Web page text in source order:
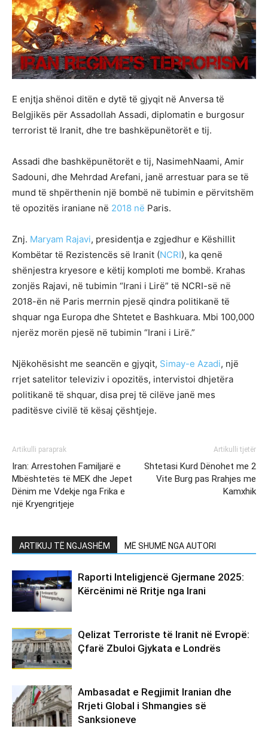
E enjtja shënoi ditën e dytë të gjyqit në Anversa të
Belgjikës për Assadollah Assadi, diplomatin e burgosur
terrorist të Iranit, dhe tre bashkëpunëtorët e tij.
Assadi dhe bashkëpunëtorët e tij, NasimehNaami, Amir
Sadouni, dhe Mehrdad Arefani, janë arrestuar para se të
mund të shpërthenin një bombë në tubimin e përvitshëm
të opozitës iraniane në 2018 në Paris.
Znj. Maryam Rajavi, presidentja e zgjedhur e Këshillit
Kombëtar të Rezistencës së Iranit (NCRI), ka qenë
shënjestra kryesore e këtij komploti me bombë. Krahas
zonjës Rajavi, në tubimin “Irani i Lirë” të NCRI-së në
2018-ën në Paris merrnin pjesë qindra politikanë të
shquar nga Europa dhe Shtetet e Bashkuara. Mbi 100,000
njerëz morën pjesë në tubimin “Irani i Lirë.”
Njëkohësisht me seancën e gjyqit, Simay-e Azadi, një
rrjet satelitor televiziv i opozitës, intervistoi dhjetëra
politikanë të shquar, disa prej të cilëve janë mes
paditësve civilë të kësaj çështjeje.
Artikulli paraprak
Iran: Arrestohen Familjarë e
Mbështetës të MEK dhe Jepet
Dënim me Vdekje nga Frika e
një Kryengritjeje
Artikulli tjetër
Shtetasi Kurd Dënohet me 2
Vite Burg pas Rrahjes me
Kamxhik
ARTIKUJ TË NGJASHËM MË SHUMË NGA AUTORI
Raporti Inteligjencë Gjermane 2025:
Kërcënimi në Rritje nga Irani
Qelizat Terroriste të Iranit në Evropë:
Çfarë Zbuloi Gjykata e Londrës
Ambasadat e Regjimit Iranian dhe
Rrjeti Global i Shmangies së
Sanksioneve